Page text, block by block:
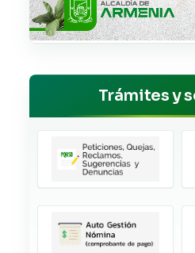
Trámites y